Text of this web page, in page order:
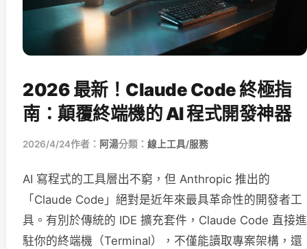
2026 最新！Claude Code 終極指
南：顛覆終端機的 AI 程式開發神器
2026/4/24作者： 阿湯分類： 線上工具/服務
AI 寫程式的工具層出不窮，但 Anthropic 推出的
「Claude Code」絕對是近年來最具革命性的開發者工
具。有別於傳統的 IDE 擴充套件，Claude Code 直接進
駐你的終端機（Terminal），不僅能讀取專案架構，還